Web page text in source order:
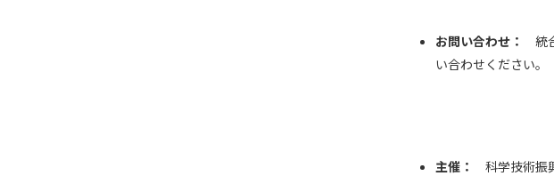
お問い合わせ： 統
い合わせください。
主催：
科学技術振